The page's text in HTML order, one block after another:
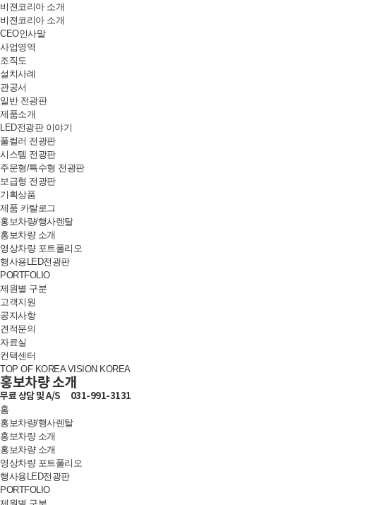
비젼코리아 소개
비젼코리아 소개
CEO인사말
사업영역
조직도
설치사례
관공서
일반 전광판
제품소개
LED전광판 이야기
풀컬러 전광판
시스템 전광판
주문형/특수형 전광판
보급형 전광판
기획상품
제품 카탈로그
홍보차량/행사렌탈
홍보차량 소개
영상차량 포트폴리오
행사용LED전광판
PORTFOLIO
제원별 구분
고객지원
공지사항
견적문의
자료실
컨택센터
TOP OF KOREA VISION KOREA
홍보차량 소개
무료 상담 및A/S 031-991-3131
홈
홍보차량/행사렌탈
홍보차량 소개
홍보차량 소개
영상차량 포트폴리오
행사용LED전광판
PORTFOLIO